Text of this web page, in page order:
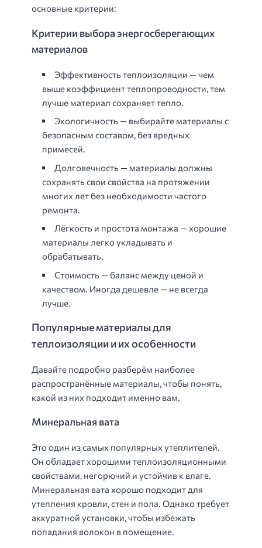
основные критерии:
Критерии выбора энергосберегающих
материалов
Эффективность теплоизоляции — чем
выше коэффициент теплопроводности, тем
лучше материал сохраняет тепло.
Экологичность — выбирайте материалы с
безопасным составом, без вредных
примесей.
Долговечность — материалы должны
сохранять свои свойства на протяжении
многих лет без необходимости частого
ремонта.
Лёгкость и простота монтажа — хорошие
материалы легко укладывать и
обрабатывать.
Стоимость — баланс между ценой и
качеством. Иногда дешевле — не всегда
лучше.
Популярные материалы для
теплоизоляции и их особенности
Давайте подробно разберём наиболее
распространённые материалы, чтобы понять,
какой из них подходит именно вам.
Минеральная вата
Это один из самых популярных утеплителей.
Он обладает хорошими теплоизоляционными
свойствами, негорючий и устойчив к влаге.
Минеральная вата хорошо подходит для
утепления кровли, стен и пола. Однако требует
аккуратной установки, чтобы избежать
попадания волокон в помещение.